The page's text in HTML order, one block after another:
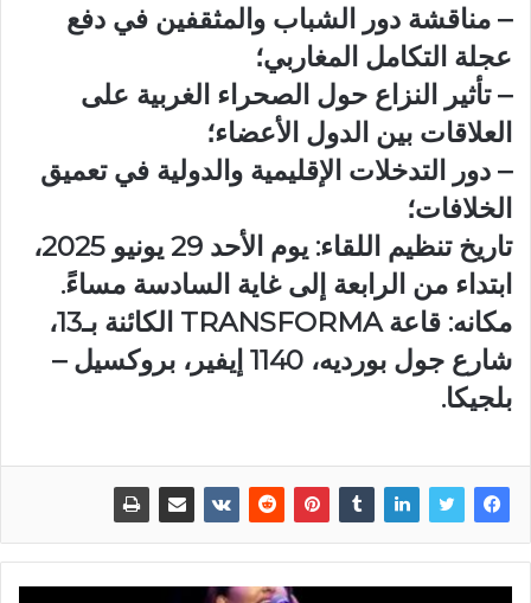
– مناقشة دور الشباب والمثقفين في دفع
عجلة التكامل المغاربي؛
– تأثير النزاع حول الصحراء الغربية على
العلاقات بين الدول الأعضاء؛
– دور التدخلات الإقليمية والدولية في تعميق
الخلافات؛
تاريخ تنظيم اللقاء: يوم الأحد 29 يونيو 2025،
ابتداء من الرابعة إلى غاية السادسة مساءً.
مكانه: قاعة TRANSFORMA الكائنة بـ13،
شارع جول بورديه، 1140 إيفير، بروكسيل –
بلجيكا.